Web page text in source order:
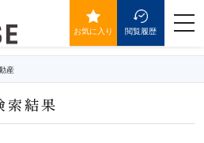
お気に入り 閲覧履歴
産
索結果